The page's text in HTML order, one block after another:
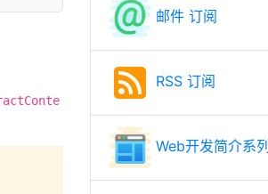
邮件 订阅
RSS 订阅
Web开发简介系列